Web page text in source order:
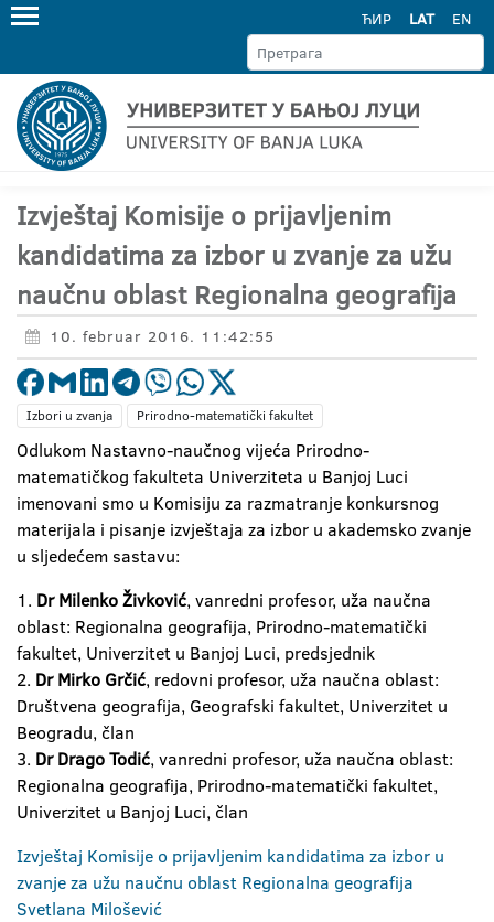
ЋИР LAT EN
Izvještaj Komisije o prijavljenim
kandidatima za izbor u zvanje za užu
naučnu oblast Regionalna geografija
10. februar 2016. 11:42:55
Izbori u zvanja Prirodno-matematički fakultet
Odlukom Nastavno-naučnog vijeća Prirodno-
matematičkog fakulteta Univerziteta u Banjoj Luci
imenovani smo u Komisiju za razmatranje konkursnog
materijala i pisanje izvještaja za izbor u akademsko zvanje
u sljedećem sastavu:
1. Dr Milenko Živković, vanredni profesor, uža naučna
oblast: Regionalna geografija, Prirodno-matematički
fakultet, Univerzitet u Banjoj Luci, predsjednik
2. Dr Mirko Grčić, redovni profesor, uža naučna oblast:
Društvena geografija, Geografski fakultet, Univerzitet u
Beogradu, član
3. Dr Drago Todić, vanredni profesor, uža naučna oblast:
Regionalna geografija, Prirodno-matematički fakultet,
Univerzitet u Banjoj Luci, član
Izvještaj Komisije o prijavljenim kandidatima za izbor u
zvanje za užu naučnu oblast Regionalna geografija
Svetlana Milošević